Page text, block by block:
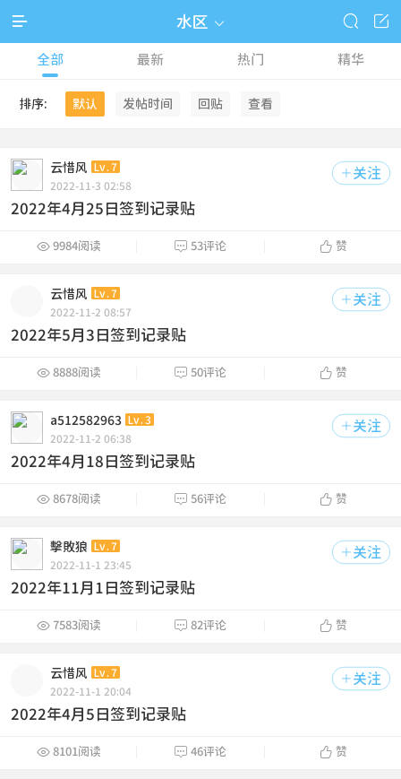
 水区  

全部 最新 热门 精华
排序: 默认 发帖时间 回贴 查看
 关注
云惜风
Lv.7
2022-11-3 02:58
2022年4月25日签到记录贴
 9984阅读  53评论  赞
 关注
云惜风
Lv.7
2022-11-2 08:57
2022年5月3日签到记录贴
 8888阅读  50评论  赞
 关注
a512582963 Lv.3
2022-11-2 06:38
2022年4月18日签到记录贴
 8678阅读  56评论  赞
 关注
擊敗狼
Lv.7
2022-11-1 23:45
2022年11月1日签到记录贴
 7583阅读  82评论  赞
 关注
云惜风
Lv.7
2022-11-1 20:04
2022年4月5日签到记录贴
 8101阅读  46评论  赞